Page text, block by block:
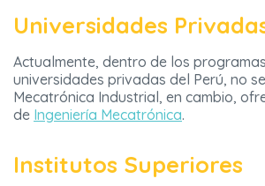
Universidades
Actualmente, dentro de los
universidades privadas del Perú, no
Mecatrónica Industrial, en cambio,
de Ingeniería Mecatrónica.
Institutos Superiores